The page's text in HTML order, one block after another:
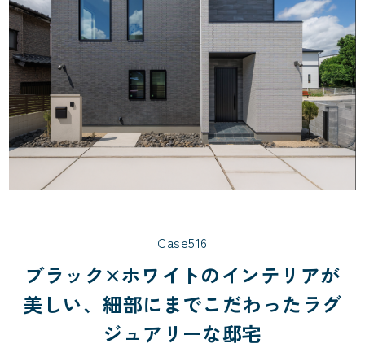
Case516
ブラック×ホワイトのインテリアが
美しい、細部にまでこだわったラグ
ジュアリーな邸宅